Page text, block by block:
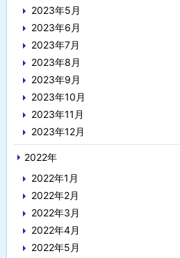
2023年5月
2023年6月
2023年7月
2023年8月
2023年9月
2023年10月
2023年11月
2023年12月
2022年
2022年1月
2022年2月
2022年3月
2022年4月
2022年5月